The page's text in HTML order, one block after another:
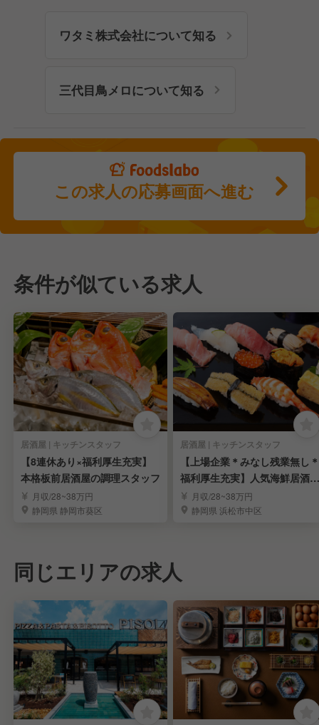
ワタミ株式会社について知る
三代目鳥メロについて知る
この求人の応募画面へ進む
条件が似ている求人
居酒屋 | キッチンスタッフ
【8連休あり×福利厚生充実】
本格板前居酒屋の調理スタッフ
月収/28~38万円
静岡県 静岡市葵区
居酒屋 | キッチンスタッフ
【上場企業＊みなし残業無し＊
福利厚生充実】人気海鮮居酒屋
の店舗スタッフ募集
月収/28~38万円
静岡県 浜松市中区
同じエリアの求人